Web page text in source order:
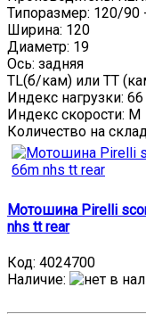
Типоразмер: 120/90
Ширина: 120
Диаметр: 19
Ось: задняя
TL(б/кам) или TT
Индекс нагрузки: 66
Индекс скорости: M
Количество на
Мотошина Pirelli
nhs tt rear
Код: 4024700
Наличие: